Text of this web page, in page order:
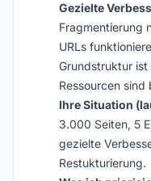
Gezielte
Fragmentierung
URLs
Grundstruktur ist
Ressourcen sind
Ihre Situation
3.000 Seiten, 5
gezielte
Restukturierung.